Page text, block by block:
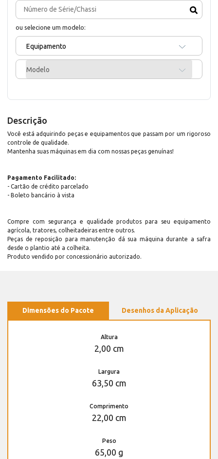
ou selecione um modelo:
Equipamento
Modelo
Descrição
Você está adquirindo peças e equipamentos que passam por um rigoroso
controle de qualidade.
Mantenha suas máquinas em dia com nossas peças genuínas!
Pagamento Facilitado:
- Cartão de crédito parcelado
- Boleto bancário à vista
Compre com segurança e qualidade produtos para seu equipamento
agrícola, tratores, colheitadeiras entre outros.
Peças de reposição para manutenção dá sua máquina durante a safra
desde o plantio até a colheita.
Produto vendido por concessionário autorizado.
Dimensões do Pacote Desenhos da Aplicação
Altura
2,00 cm
Largura
63,50 cm
Comprimento
22,00 cm
Peso
65,00 g